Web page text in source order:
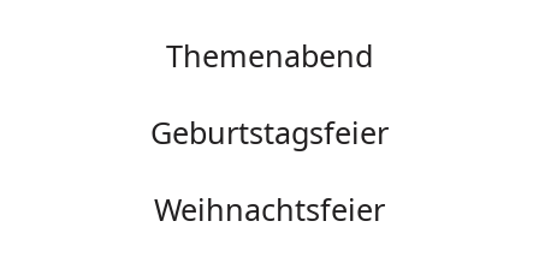
Themenabend
Geburtstagsfeier
Weihnachtsfeier